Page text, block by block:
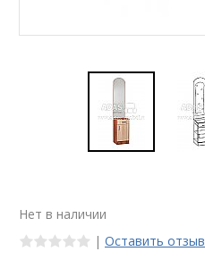
Нет в наличии
| Оставить отзыв